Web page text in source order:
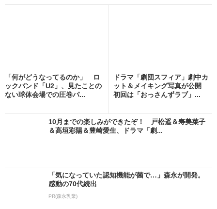
「何がどうなってるのか」 ロ
ックバンド「U2」、見たことの
ない球体会場での圧巻パ...
ドラマ「劇団スフィア」劇中カ
ット＆メイキング写真が公開
初回は「おっさんずラブ」...
10月までの楽しみができたぞ！ 戸松遥＆寿美菜子
＆高垣彩陽＆豊崎愛生、ドラマ「劇...
「気になっていた認知機能が菌で…」森永が開発。
感動の70代続出
PR(森永乳業)